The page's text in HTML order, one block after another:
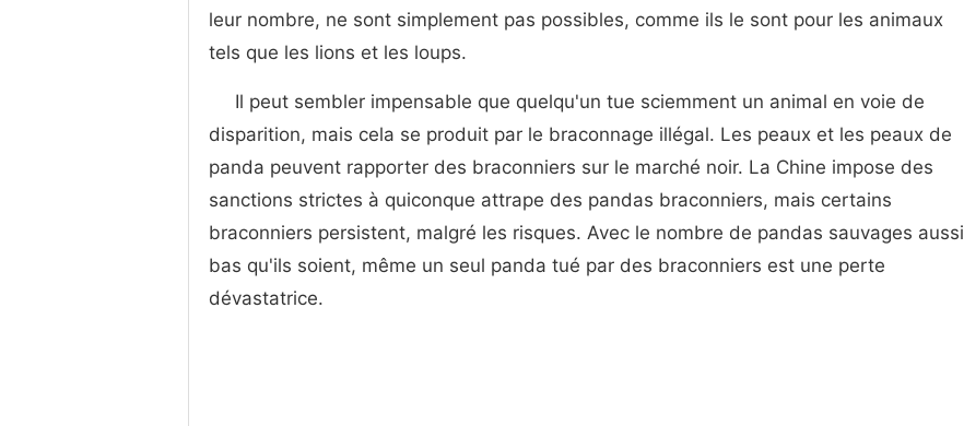
leur nombre, ne sont simplement pas possibles, comme ils le sont pour les animaux
tels que les lions et les loups.
Il peut sembler impensable que quelqu'un tue sciemment un animal en voie de
disparition, mais cela se produit par le braconnage illégal. Les peaux et les peaux de
panda peuvent rapporter des braconniers sur le marché noir. La Chine impose des
sanctions strictes à quiconque attrape des pandas braconniers, mais certains
braconniers persistent, malgré les risques. Avec le nombre de pandas sauvages aussi
bas qu'ils soient, même un seul panda tué par des braconniers est une perte
dévastatrice.